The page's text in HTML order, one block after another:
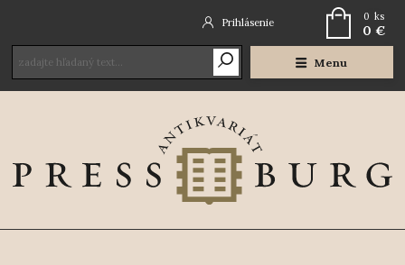
Menu
Prihlásenie 0 ks
0 €